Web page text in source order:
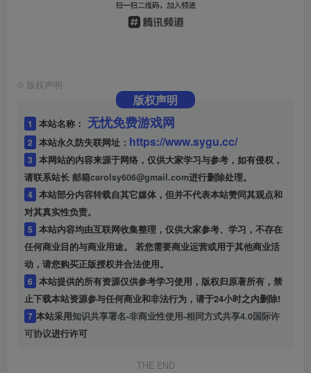
© 版权声明
版权声明
1 本站名称： 无忧免费游戏网
2 本站永久防失联网址： https://www.sygu.cc/
3 本网站的内容来源于网络，仅供大家学习与参考，如有侵权，
请联系站长 邮箱carolsy606@gmail.com进行删除处理。
4 本站部分内容转载自其它媒体，但并不代表本站赞同其观点和
对其真实性负责。
5
任何商业目的与商业用途。 若您需要商业运营或用于其他商业活
动，请您购买正版授权并合法使用。
6 本站提供的所有资源仅供参考学习使用，版权归原著所有，禁
止下载本站资源参与任何商业和非法行为，请于24小时之内删除!
7 本站采用知识共享署名-非商业性使用-相同方式共享4.0国际许
可协议进行许可
THE END